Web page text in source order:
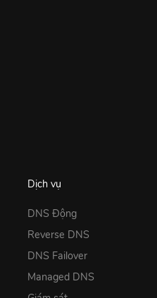
Dịch vụ
DNS Động
Reverse DNS
DNS Failover
Managed DNS